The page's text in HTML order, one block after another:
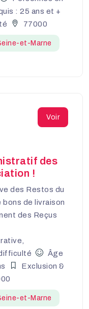
: 25 ans et +
77000
et-Marne
Voir
des
!
des Restos du
de livraison
des Reçus
Âge
Exclusion &
et-Marne